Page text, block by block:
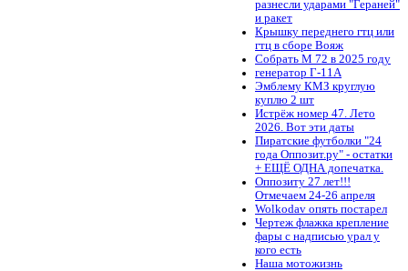
разнесли ударами "Гераней"
и ракет
Крышку переднего гтц или
гтц в сборе Вояж
Собрать М 72 в 2025 году
генератор Г-11А
Эмблему КМЗ круглую
куплю 2 шт
Истрёж номер 47. Лето
2026. Вот эти даты
Пиратские футболки "24
года Оппозит.ру" - остатки
+ ЕЩЁ ОДНА допечатка.
Оппозиту 27 лет!!!
Отмечаем 24-26 апреля
Wolkodav опять постарел
Чертеж флажка крепление
фары с надписью урал у
кого есть
Наша мотожизнь